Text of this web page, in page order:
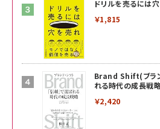
ドリルを売るには
￥1,815
Brand Shift(ブラン
れる時代の成長戦
￥2,420